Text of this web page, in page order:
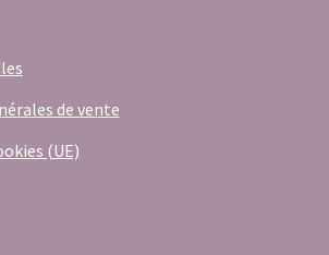
de vente
(UE)